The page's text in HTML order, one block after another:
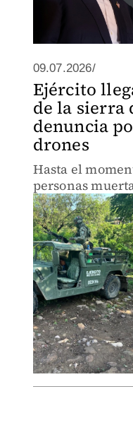
09.07.2026/
Ejército
de la sierra
denuncia
drones
Hasta el
personas